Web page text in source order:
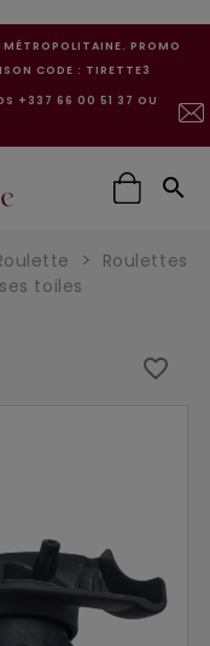
PROMO
CODE : TIRETTE3
+337 66 00 51 37 OU

Roulettes
toiles
favorite_border